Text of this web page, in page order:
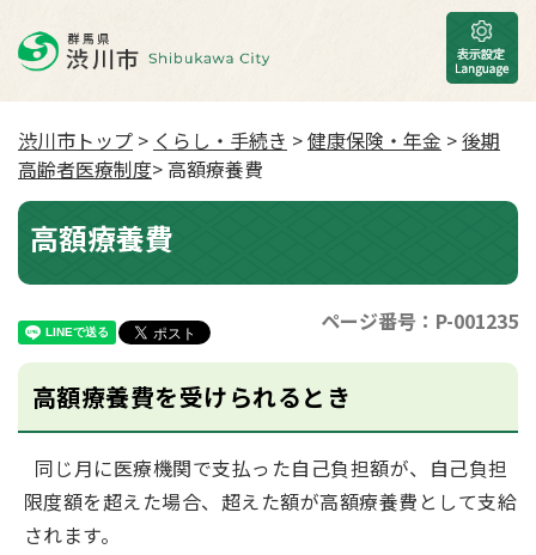
渋川市トップ > くらし・手続き >健康保険・年金 >後期
高齢者医療制度> 高額療養費
高額療養費
ページ番号：P-001235
高額療養費を受けられるとき
同じ月に医療機関で支払った自己負担額が、自己負担
限度額を超えた場合、超えた額が高額療養費として支給
されます。